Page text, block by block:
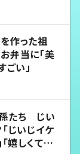
作った祖
弁当に「美
ごい」
たち じい
じいじイケ
「嬉しくて可